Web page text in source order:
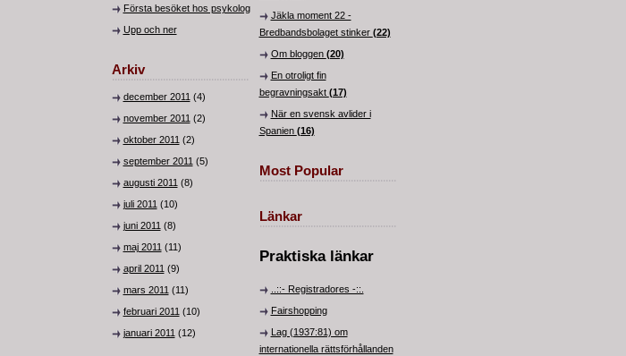
Första besöket hos psykolog
Upp och ner
Arkiv
december 2011 (4)
november 2011 (2)
oktober 2011 (2)
september 2011 (5)
augusti 2011 (8)
juli 2011 (10)
juni 2011 (8)
maj 2011 (11)
april 2011 (9)
mars 2011 (11)
februari 2011 (10)
januari 2011 (12)
Jäkla moment 22 -
Bredbandsbolaget stinker (22)
Om bloggen (20)
En otroligt fin
begravningsakt (17)
När en svensk avlider i
Spanien (16)
Most Popular
Länkar
Praktiska länkar
..::- Registradores -::.
Fairshopping
Lag (1937:81) om
internationella rättsförhållanden